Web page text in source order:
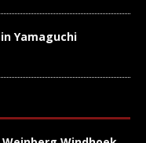
Yamaguchi